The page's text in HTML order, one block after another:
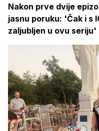
Nakon prve dvije
jasnu poruku: 'Čak i s
zaljubljen u ovu seriju'